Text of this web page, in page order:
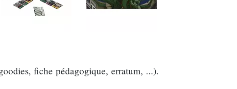
fiche pédagogique, erratum, ...).